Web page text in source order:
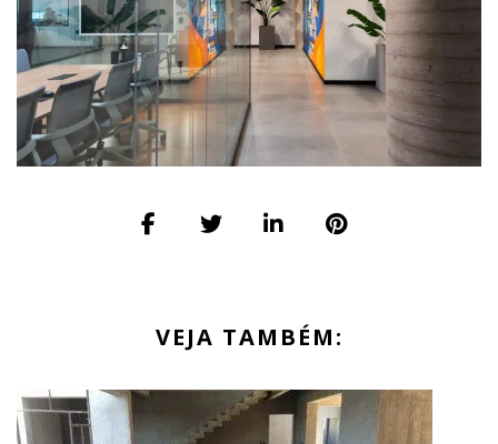
VEJA TAMBÉM: